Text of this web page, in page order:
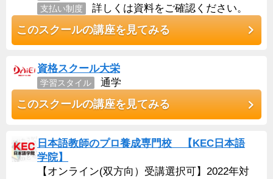
支払い制度 詳しくは資料をご確認ください。
このスクールの講座を見てみる
資格スクール大栄
学習スタイル 通学
このスクールの講座を見てみる
日本語教師のプロ養成専門校 【KEC日本語
学院】
【オンライン(双方向）受講選択可】2022年対